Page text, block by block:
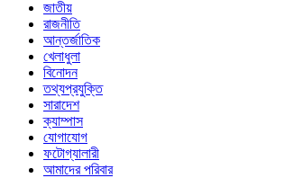
জাতীয়
রাজনীতি
আন্তর্জাতিক
খেলাধুলা
বিনোদন
তথ্যপ্রযুক্তি
সারাদেশ
ক্যাম্পাস
যোগাযোগ
ফটোগ্যালারী
আমাদের পরিবার